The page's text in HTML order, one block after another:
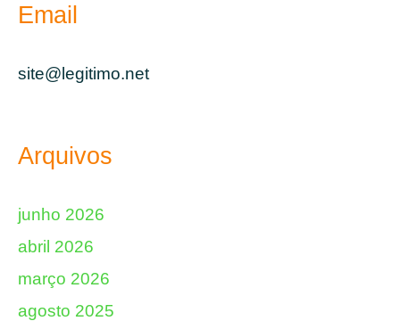
Email
site@legitimo.net
Arquivos
junho 2026
abril 2026
março 2026
agosto 2025